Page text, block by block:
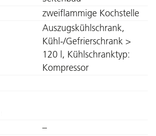
zweiflammige Kochstelle
Auszugskühlschrank,
Kühl-/Gefrierschrank >
120 l, Kühlschranktyp:
Kompressor
–